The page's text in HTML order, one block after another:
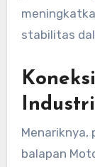
stabilitas
Menariknya,
balapan